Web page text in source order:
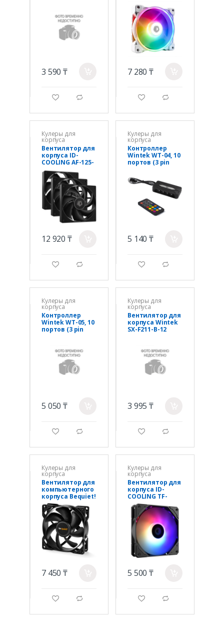
pin ARGB + 4 pin
PWM, White
3 590 ₸
g d
SNOW
7 280 ₸
g d
Кулеры для
корпуса
Вентилятор для
корпуса ID-
COOLING AF-125-
K TRIO
12 920 ₸
g d
Кулеры для
корпуса
Контроллер
Wintek WT-04, 10
портов (3 pin
PWM),
беспроводной
дистанционног
о управления
5 140 ₸
g d
Кулеры для
корпуса
Контроллер
Wintek WT-05, 10
портов (3 pin
5 050 ₸
g d
Кулеры для
корпуса
Вентилятор для
корпуса Wintek
SX-F211-B-12
PWM, Black (LC
Igloo)
3 995 ₸
g d
Кулеры для
корпуса
Вентилятор для
компьютерного
корпуса Bequiet!
Pure Wings 2
92mm PWM
7 450 ₸
g d
Кулеры для
корпуса
Вентилятор для
корпуса ID-
COOLING TF-
12025-PRO-ARGB
5 500 ₸
g d